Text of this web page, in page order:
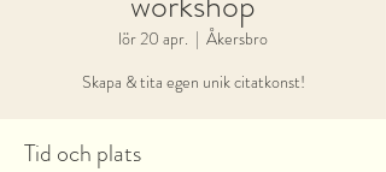
lör 20 apr.
  |
Åkersbro
Skapa & tita egen unik citatkonst!
Tid och plats